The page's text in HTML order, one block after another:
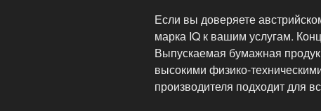
Если вы доверяете
марка IQ к вашим услугам.
Выпускаемая бумажная
высокими физико-
производителя подходит для